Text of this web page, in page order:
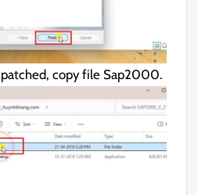
patched, copy file Sap2000.